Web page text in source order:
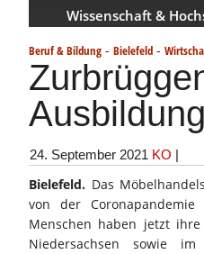
Wissenschaft &
Beruf & Bildung - Bielefeld -
24. September 2021 KO |
Bielefeld. Das
von der Coronapandemie
Menschen haben jetzt
Niedersachsen sowie